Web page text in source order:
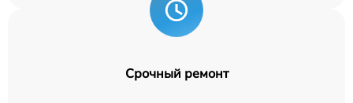
Срочный ремонт